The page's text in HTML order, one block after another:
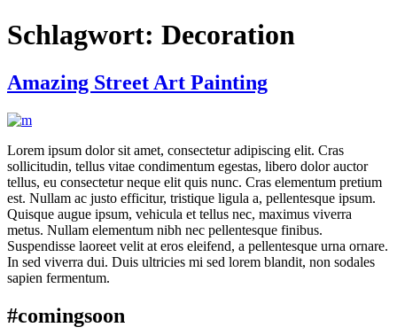
Schlagwort: Decoration
Amazing Street Art Painting
Lorem ipsum dolor sit amet, consectetur adipiscing elit. Cras
sollicitudin, tellus vitae condimentum egestas, libero dolor auctor
tellus, eu consectetur neque elit quis nunc. Cras elementum pretium
est. Nullam ac justo efficitur, tristique ligula a, pellentesque ipsum.
Quisque augue ipsum, vehicula et tellus nec, maximus viverra
metus. Nullam elementum nibh nec pellentesque finibus.
Suspendisse laoreet velit at eros eleifend, a pellentesque urna ornare.
In sed viverra dui. Duis ultricies mi sed lorem blandit, non sodales
sapien fermentum.
#comingsoon